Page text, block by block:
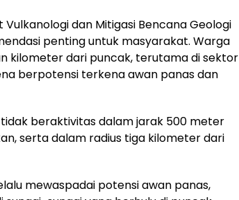
Vulkanologi dan Mitigasi Bencana Geologi
penting untuk masyarakat. Warga
kilometer dari puncak, terutama di sektor
berpotensi terkena awan panas dan
beraktivitas dalam jarak 500 meter
serta dalam radius tiga kilometer dari
mewaspadai potensi awan panas,